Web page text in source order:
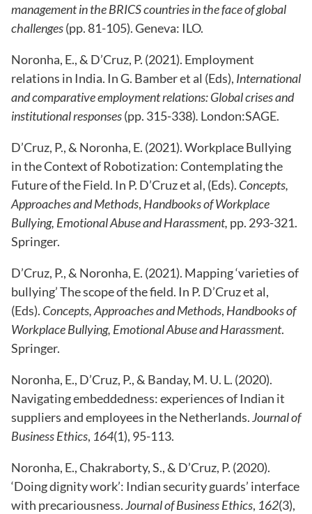
management in the BRICS countries in the face of global
challenges(pp. 81-105). Geneva: ILO.
Noronha, E., & D’Cruz, P. (2021). Employment
relations in India. In G. Bamber et al (Eds), International
and comparative employment relations: Global crises and
institutional responses(pp. 315-338). London:SAGE.
D’Cruz, P., & Noronha, E. (2021). Workplace Bullying
in the Context of Robotization: Contemplating the
Future of the Field. In P. D’Cruz et al, (Eds). Concepts,
Approaches and Methods, Handbooks of Workplace
Bullying, Emotional Abuse and Harassment, pp. 293-321.
Springer.
D’Cruz, P., & Noronha, E. (2021). Mapping ‘varieties of
bullying’ The scope of the field. In P. D’Cruz et al,
(Eds). Concepts, Approaches and Methods, Handbooks of
Workplace Bullying, Emotional Abuse and Harassment.
Springer.
Noronha, E., D’Cruz, P., & Banday, M. U. L. (2020).
Navigating embeddedness: experiences of Indian it
suppliers and employees in the Netherlands.Journal of
Business Ethics, 164(1), 95-113.
Noronha, E., Chakraborty, S., & D’Cruz, P. (2020).
‘Doing dignity work’: Indian security guards’ interface
with precariousness.Journal of Business Ethics, 162(3),